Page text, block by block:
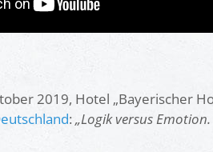
2019, Hotel „Bayerischer
:„Logik versus